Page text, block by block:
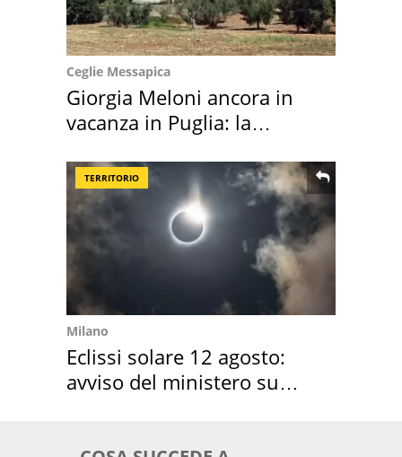
Ceglie Messapica
Giorgia Meloni ancora in
vacanza in Puglia: la
TERRITORIO
Milano
Eclissi solare 12 agosto:
avviso del ministero su